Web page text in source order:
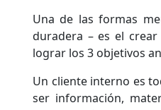
Una de las formas
duradera – es el
lograr los 3 objetivos
Un cliente interno es
ser información,